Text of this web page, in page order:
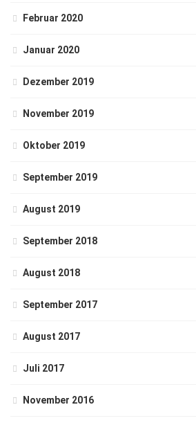
Februar 2020
Januar 2020
Dezember 2019
November 2019
Oktober 2019
September 2019
August 2019
September 2018
August 2018
September 2017
August 2017
Juli 2017
November 2016